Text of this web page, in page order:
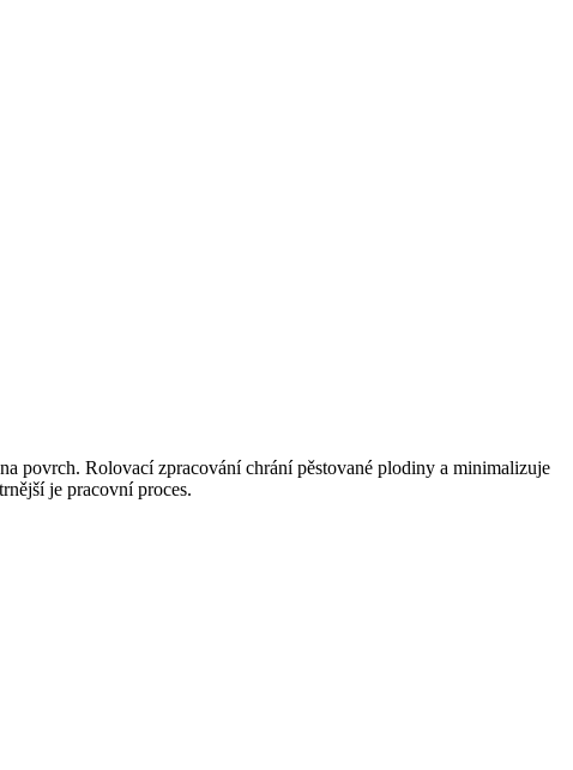
povrch. Rolovací zpracování chrání pěstované plodiny a minimalizuje
je pracovní proces.